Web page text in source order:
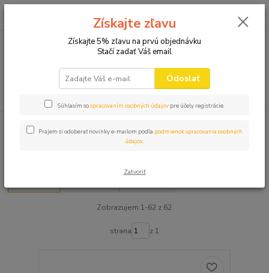
0,00 EUR
Humorné darčeky
Zobrazujem 1-62 z 62
strana z 1
Získajte zľavu
Získajte 5% zľavu na prvú objednávku
Stačí zadať Váš email
Odoslať
Súhlasím sospracovaním osobných údajov pre účely registrácie.
Prajem si odoberať novinky e-mailom podľa podmienok spracovania osobných
údajov.
Zatvoriť